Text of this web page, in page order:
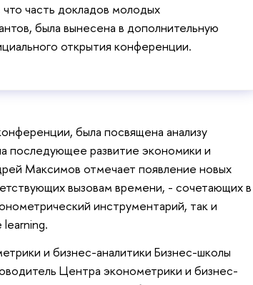
часть докладов молодых
была вынесена в дополнительную
открытия конференции.
была посвящена анализу
последующее развитие экономики и
Максимов отмечает появление новых
вызовам времени, - сочетающих в
инструментарий, так и
и бизнес-аналитики Бизнес-школы
Центра эконометрики и бизнес-